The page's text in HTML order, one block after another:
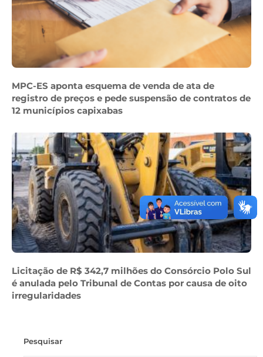
MPC-ES aponta esquema de venda de ata de
registro de preços e pede suspensão de contratos de
12 municípios capixabas
Licitação de R$ 342,7 milhões do Consórcio Polo Sul
é anulada pelo Tribunal de Contas por causa de oito
irregularidades
Pesquisar